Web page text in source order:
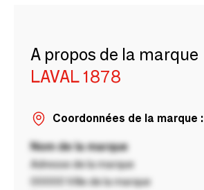
A propos de la marque
LAVAL 1878
Coordonnées de la marque :
Nom de la marque
Adresse de la marque
00000 Ville de la marque